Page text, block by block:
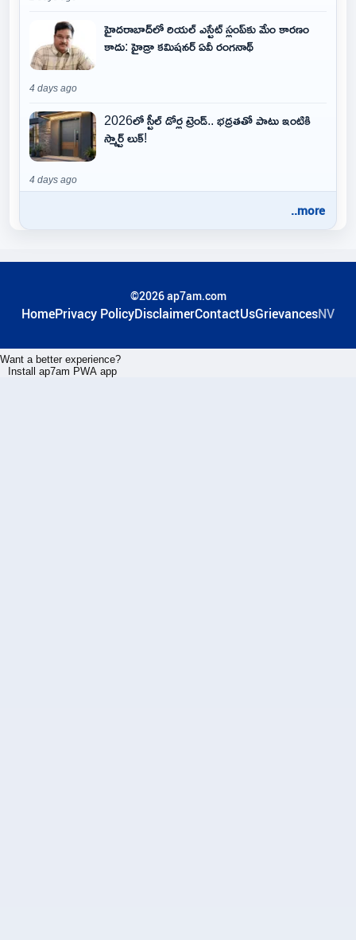
హైదరాబాద్‌లో రియల్ ఎస్టేట్ స్లంప్‌కు మేం కారణం
కాదు: హైడ్రా కమిషనర్ ఏవీ రంగనాథ్
4 days ago
2026లో స్టీల్ డోర్ల ట్రెండ్.. భద్రతతో పాటు ఇంటికి
స్మార్ట్ లుక్!
4 days ago
..more
©2026 ap7am.com
HomePrivacy PolicyDisclaimerContactUsGrievancesNV
Want a better experience?
Install ap7am PWA app